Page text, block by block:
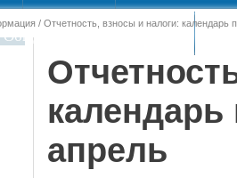
Общественные обсуждения
/ Отчетность, взносы и налоги: календарь
апрель